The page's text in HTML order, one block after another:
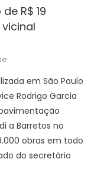
R$ 19
em São Paulo
Rodrigo Garcia
a Barretos no
obras em todo
do secretário